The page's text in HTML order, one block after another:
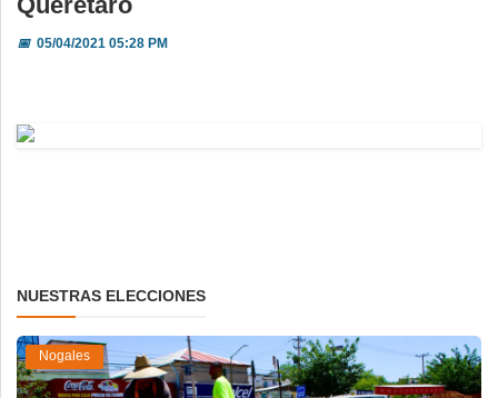
📅05/04/2021 05:28 PM
NUESTRAS ELECCIONES
Nogales